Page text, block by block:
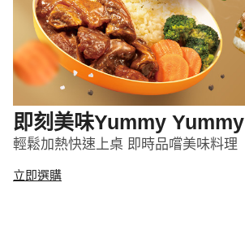
即刻美味Yummy Yummy
輕鬆加熱快速上桌 即時品嚐美味料理
立即選購